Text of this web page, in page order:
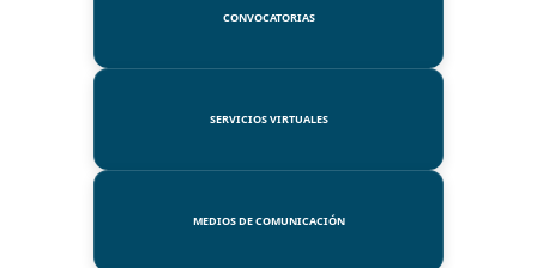
CONVOCATORIAS
SERVICIOS VIRTUALES
MEDIOS DE COMUNICACIÓN